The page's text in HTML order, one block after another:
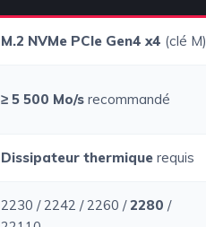
M.2 NVMe PCIe Gen4 x4 (clé M)
≥ 5 500 Mo/s recommandé
Dissipateur thermique requis
2230 / 2242 / 2260 /2280 /